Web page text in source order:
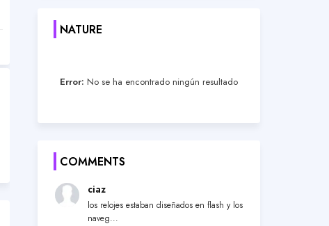
NATURE
Error: No se ha encontrado ningún resultado
COMMENTS
ciaz
los relojes estaban diseñados en flash y los
naveg...